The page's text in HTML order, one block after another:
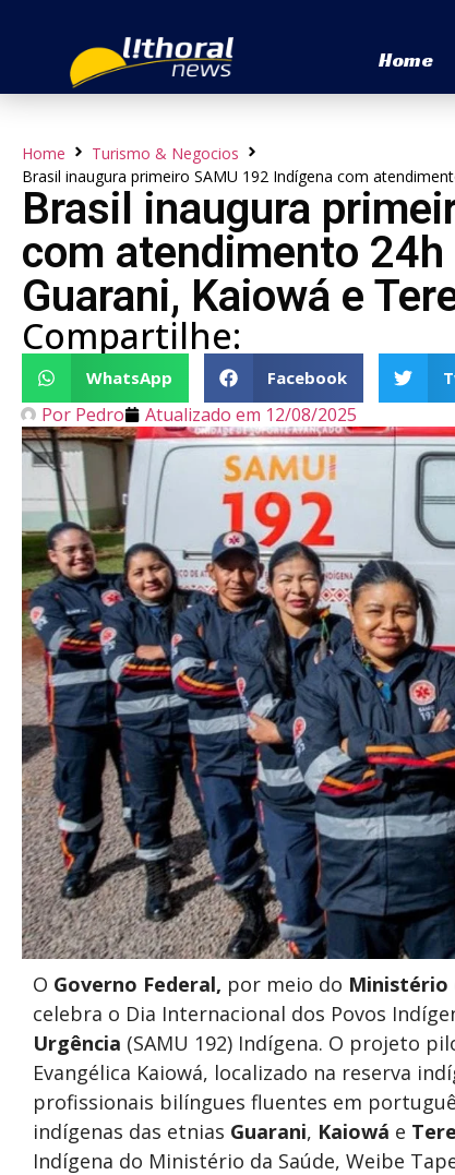
Home
Home
Turismo & Negocios
Brasil inaugura primeiro SAMU 192 Indígena com
Brasil inaugura
com atendimento
Guarani, Kaiowá e
Compartilhe:
WhatsApp Facebook
Por Pedro Atualizado em 12/08/2025
O Governo Federal, por meio do Ministério
celebra o Dia Internacional dos Povos
Urgência (SAMU 192) Indígena. O projeto
Evangélica Kaiowá, localizado na reserva
profissionais bilíngues fluentes em
indígenas das etnias Guarani, Kaiowá e
Indígena do Ministério da Saúde, Weibe